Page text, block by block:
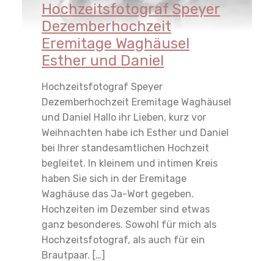
Hochzeitsfotograf Speyer
Dezemberhochzeit
Eremitage Waghäusel
Esther und Daniel
Hochzeitsfotograf Speyer
Dezemberhochzeit Eremitage Waghäusel
und Daniel Hallo ihr Lieben, kurz vor
Weihnachten habe ich Esther und Daniel
bei Ihrer standesamtlichen Hochzeit
begleitet. In kleinem und intimen Kreis
haben Sie sich in der Eremitage
Waghäuse das Ja-Wort gegeben.
Hochzeiten im Dezember sind etwas
ganz besonderes. Sowohl für mich als
Hochzeitsfotograf, als auch für ein
Brautpaar. […]